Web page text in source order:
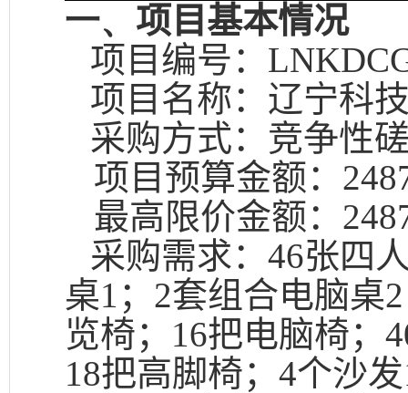
一、 项目基本情况
项目编号：
项目名称：辽宁科
采购方式：竞争性
项目预算金额：
最高限价金额：
采购需求：46张四
桌1；2套组合电脑桌
览椅；16把电脑椅；
18把高脚椅；4个沙